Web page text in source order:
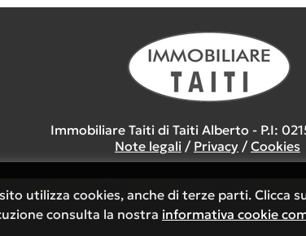
Immobiliare Taiti di Taiti Alberto - P.I:
Note legali / Privacy / Cookies
utilizza cookies, anche di terze parti. Clicca
consulta la nostra informativa cookie